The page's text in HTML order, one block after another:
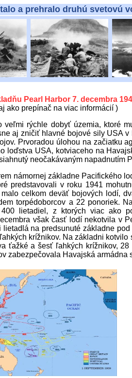
druhú svetovú vojnu v
Pearl Harbor 7. decembra
ako prepínač na viac informácií )
veľmi rýchle dobyť územia, ktoré
aj zničiť hlavné bojové sily USA v
Prvoradou úlohou na začiatku
loďstva USA, kotviaceho na
neočakávaným napadnutím
námornej základne Pacifického
predstavovali v roku 1941
celkom deväť bojových lodí,
torpédoborcov a 22 ponoriek.
lietadiel, z ktorých viac ako
však časť lodí nekotvila v
na predsunuté základne
krížnikov. Na základni kotvilo
ťažké a šesť ľahkých krížnikov, 28
zabezpečovala Havajská armádna